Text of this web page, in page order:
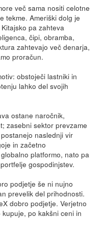
več sama nositi celotne
tekme. Ameriški dolg je
pa zahteva
čipi, obramba,
zahtevajo več denarja,
proračun.
obstoječi lastniki in
lahko del svojih
ostane naročnik,
zasebni sektor prevzame
naslednji vir
in začetno
platformo, nato pa
gospodinjstev.
podjetje še ni nujno
prevelik del prihodnosti.
dobro podjetje. Verjetno
po kakšni ceni in